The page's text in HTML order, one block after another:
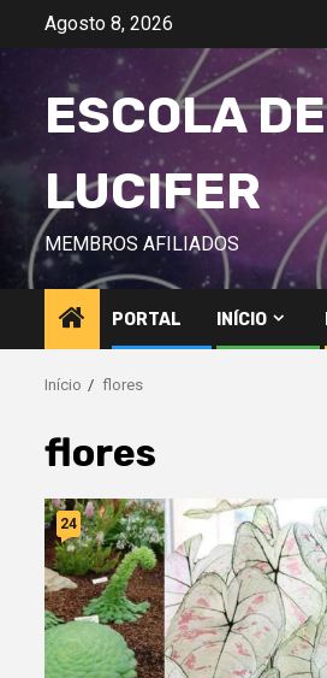
Avançar
conteúdo
Agosto 8, 2026
ESCOLA DE
LUCIFER
MEMBROS AFILIADOS
PORTAL INÍCIO
Início flores
flores
24